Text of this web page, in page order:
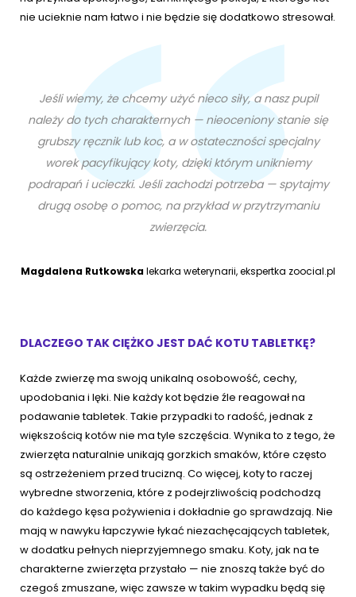
nie ucieknie nam łatwo i nie będzie się dodatkowo stresował.
Jeśli wiemy, że chcemy użyć nieco siły, a nasz pupil
należy do tych charakternych — nieoceniony stanie się
grubszy ręcznik lub koc, a w ostateczności specjalny
worek pacyfikujący koty, dzięki którym unikniemy
podrapań i ucieczki. Jeśli zachodzi potrzeba — spytajmy
drugą osobę o pomoc, na przykład w przytrzymaniu
zwierzęcia.
Magdalena Rutkowskalekarka weterynarii, ekspertka zoocial.pl
DLACZEGO TAK CIĘŻKO JEST DAĆ KOTU TABLETKĘ?
Każde zwierzę ma swoją unikalną osobowość, cechy,
upodobania i lęki. Nie każdy kot będzie źle reagował na
podawanie tabletek. Takie przypadki to radość, jednak z
większością kotów nie ma tyle szczęścia. Wynika to z tego, że
zwierzęta naturalnie unikają gorzkich smaków, które często
są ostrzeżeniem przed trucizną. Co więcej, koty to raczej
wybredne stworzenia, które z podejrzliwością podchodzą
do każdego kęsa pożywienia i dokładnie go sprawdzają. Nie
mają w nawyku łapczywie łykać niezachęcających tabletek,
w dodatku pełnych nieprzyjemnego smaku. Koty, jak na te
charakterne zwierzęta przystało — nie znoszą także być do
czegoś zmuszane, więc zawsze w takim wypadku będą się